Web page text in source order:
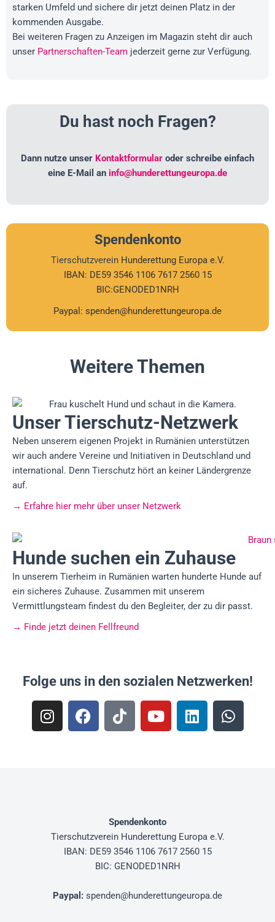
starken Umfeld und sichere dir jetzt deinen Platz in der
kommenden Ausgabe.
Bei weiteren Fragen zu Anzeigen im Magazin steht dir auch
unser Partnerschaften-Team jederzeit gerne zur Verfügung.
Du hast noch Fragen?
Dann nutze unser Kontaktformular oder schreibe einfach
eine E-Mail an info@hunderettungeuropa.de
Spendenkonto
Tierschutzverein Hunderettung Europa e.V.
IBAN: DE59 3546 1106 7617 2560 15
BIC:GENODED1NRH
Paypal: spenden@hunderettungeuropa.de
Weitere Themen
Unser Tierschutz-Netzwerk
Neben unserem eigenen Projekt in Rumänien unterstützen
wir auch andere Vereine und Initiativen in Deutschland und
international. Denn Tierschutz hört an keiner Ländergrenze
auf.
→ Erfahre hier mehr über unser Netzwerk
Hunde suchen ein Zuhause
In unserem Tierheim in Rumänien warten hunderte Hunde auf
ein sicheres Zuhause. Zusammen mit unserem
Vermittlungsteam findest du den Begleiter, der zu dir passt.
→ Finde jetzt deinen Fellfreund
Folge uns in den sozialen Netzwerken!
Spendenkonto
Tierschutzverein Hunderettung Europa e.V.
IBAN: DE59 3546 1106 7617 2560 15
BIC: GENODED1NRH
Paypal : spenden@hunderettungeuropa.de